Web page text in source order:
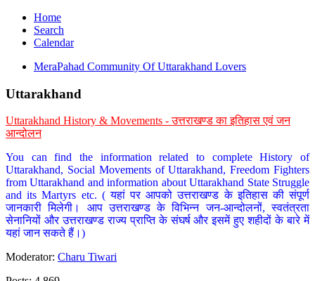
Home
Search
Calendar
MeraPahad Community Of Uttarakhand Lovers
Uttarakhand
Uttarakhand History & Movements - उत्तराखण्ड का इतिहास एवं जन
आन्दोलन
You can find the information related to complete History of
Uttarakhand, Social Movements of Uttarakhand, Freedom Fighters
from Uttarakhand and information about Uttarakhand State Struggle
and its Martyrs etc. ( यहां पर आपको उत्तराखण्ड के इतिहास की संपूर्ण
जानकारी मिलेगी। आप उत्तराखण्ड के विभिन्न जन-आन्दोलनों, स्वतंत्रता
सेनानियों और उत्तराखण्ड राज्य प्राप्ति के संघर्ष और इसमें हुए शहीदों के बारे में
यहां जान सकते हैं।)
Moderator: Charu Tiwari